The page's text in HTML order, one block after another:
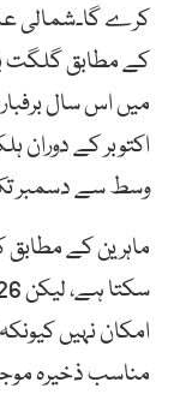
کرے گا۔شمالی
کے مطابق گلگت
میں اس سال
اکتوبر کے دوران
وسط سے دسمبر
ماہرین کے مطابق
امکان نہیں
مناسب ذخیرہ